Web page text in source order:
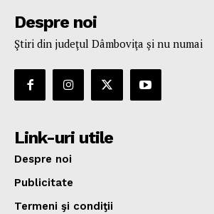
Despre noi
Ştiri din judeţul Dâmboviţa şi nu numai
Link-uri utile
Despre noi
Publicitate
Termeni şi condiţii